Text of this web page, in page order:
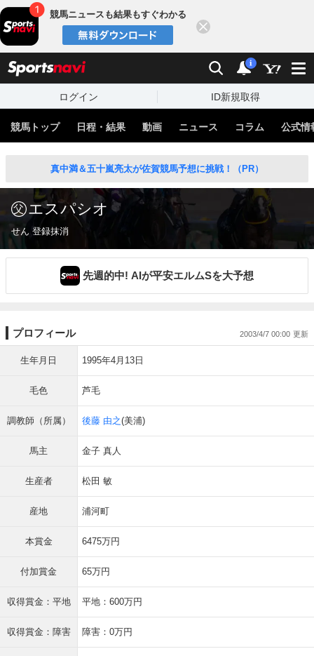
競馬ニュースも結果もすぐわかる
検索 通知
i
ログイン ID新規取得
競馬トップ 日程・結果 動画 ニュース コラム 公式情
真中満＆五十嵐亮太が佐賀競馬予想に挑戦！（PR）
エスパシオ
せん 登録抹消
先週的中! AIが平安エルムSを大予想
プロフィール 2003/4/7 00:00
生年月日 1995年4月13日
毛色 芦毛
調教師（所属） 後藤 由之(美浦)
馬主 金子 真人
生産者 松田 敏
産地 浦河町
本賞金 6475万円
付加賞金 65万円
収得賞金：平地 平地：600万円
収得賞金：障害 障害：0万円